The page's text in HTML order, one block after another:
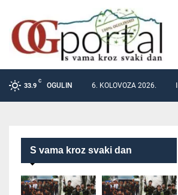
33.9
C
OGULIN 6. KOLOVOZA 2026.
S vama kroz svaki dan